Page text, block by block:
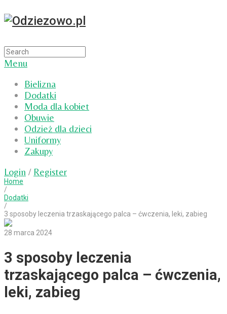
Menu
Bielizna
Dodatki
Moda dla kobiet
Obuwie
Odzież dla dzieci
Uniformy
Zakupy
Login / Register
Home
/
Dodatki
/
3 sposoby leczenia trzaskającego palca – ćwczenia, leki, zabieg
28 marca 2024
3 sposoby leczenia
trzaskającego palca – ćwczenia,
leki, zabieg